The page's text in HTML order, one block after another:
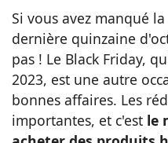
Si vous avez manqué
dernière quinzaine
pas ! Le Black Friday,
2023, est une autre
bonnes affaires. Les
importantes, et c'est le